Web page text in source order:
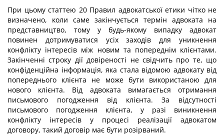
При цьому статтею 20 Правил адвокатської етики чітко не
визначено, коли саме закінчується термін адвоката на
представництво, тому у будь-якому випадку адвокат
повинен дотримуватися усіх заходів для уникнення
конфлікту інтересів між новим та попереднім клієнтами.
Закінченні строку дії довіреності не свідчить про те, що
конфіденційна інформація, яка стала відомою адвокату від
попереднього клієнта не може бути використаною для
нового клієнта. Від адвоката вимагається отримання
письмового погодження від клієнта. За відсутності
письмового погодження клієнта, у разі виникнення
конфлікту інтересів у процесі реалізації адвокатом
договору, такий договір має бути розірваний.